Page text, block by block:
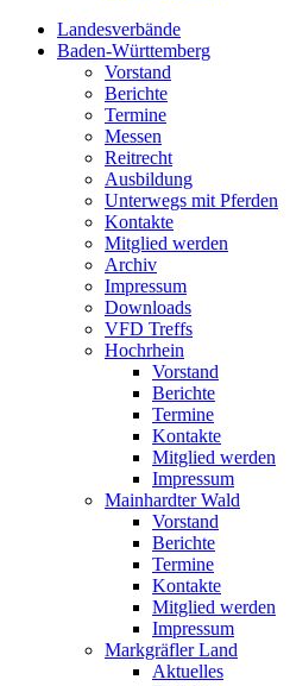
Landesverbände
Baden-Württemberg
Vorstand
Berichte
Termine
Messen
Reitrecht
Ausbildung
Unterwegs mit Pferden
Kontakte
Mitglied werden
Archiv
Impressum
Downloads
VFD Treffs
Hochrhein
Vorstand
Berichte
Termine
Kontakte
Mitglied werden
Impressum
Mainhardter Wald
Vorstand
Berichte
Termine
Kontakte
Mitglied werden
Impressum
Markgräfler Land
Aktuelles